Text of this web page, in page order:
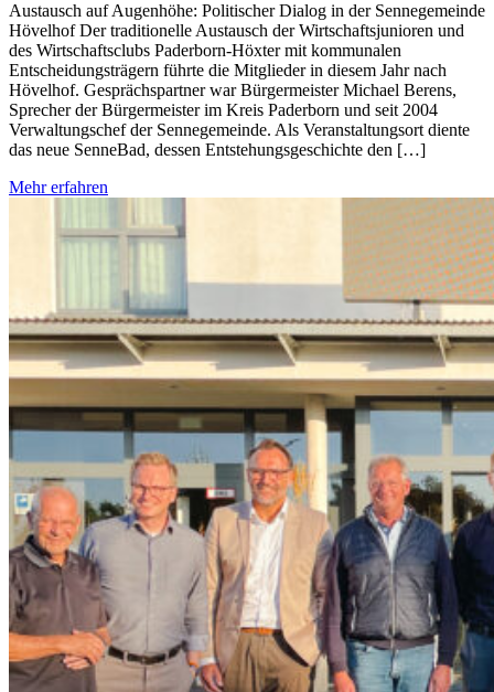
Austausch auf Augenhöhe: Politischer Dialog in der Sennegemeinde
Hövelhof Der traditionelle Austausch der Wirtschaftsjunioren und
des Wirtschaftsclubs Paderborn-Höxter mit kommunalen
Entscheidungsträgern führte die Mitglieder in diesem Jahr nach
Hövelhof. Gesprächspartner war Bürgermeister Michael Berens,
Sprecher der Bürgermeister im Kreis Paderborn und seit 2004
Verwaltungschef der Sennegemeinde. Als Veranstaltungsort diente
das neue SenneBad, dessen Entstehungsgeschichte den […]
Mehr erfahren